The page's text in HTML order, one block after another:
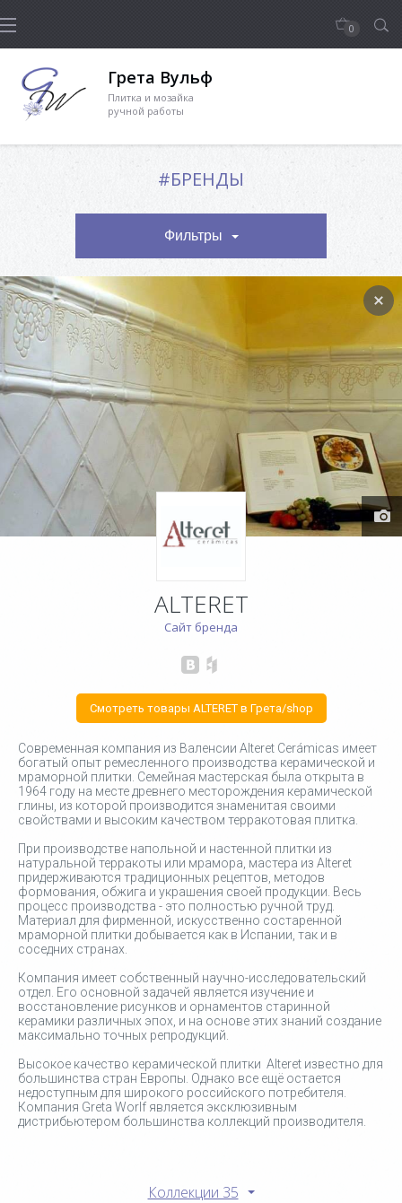
0
Грета Вульф
Плитка и мозайка
ручной работы
#БРЕНДЫ
Фильтры
ALTERET
Сайт бренда
Смотреть товары ALTERET в Грета/shop
Современная компания из Валенсии Alteret Cerámicas имеет
богатый опыт ремесленного производства керамической и
мраморной плитки. Семейная мастерская была открыта в
1964 году на месте древнего месторождения керамической
глины, из которой производится знаменитая своими
свойствами и высоким качеством терракотовая плитка.
При производстве напольной и настенной плитки из
натуральной терракоты или мрамора, мастера из Alteret
придерживаются традиционных рецептов, методов
формования, обжига и украшения своей продукции. Весь
процесс производства - это полностью ручной труд.
Материал для фирменной, искусственно состаренной
мраморной плитки добывается как в Испании, так и в
соседних странах.
Компания имеет собственный научно-исследовательский
отдел. Его основной задачей является изучение и
восстановление рисунков и орнаментов старинной
керамики различных эпох, и на основе этих знаний создание
максимально точных репродукций.
Высокое качество керамической плитки Alteret известно для
большинства стран Европы. Однако все ещё остается
недоступным для широкого российского потребителя.
Компания Greta Worlf является эксклюзивным
дистрибьютером большинства коллекций производителя.
Коллекции 35